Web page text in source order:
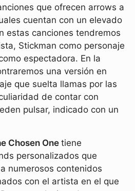
que ofrecen arrows a
cuentan con un elevado
estas canciones tendremos
Stickman como personaje
espectadora. En la
una versión en
que suelta llamas por las
de contar con
pulsar, indicado con un
Chosen One tiene
personalizados que
numerosos contenidos
con el artista en el que